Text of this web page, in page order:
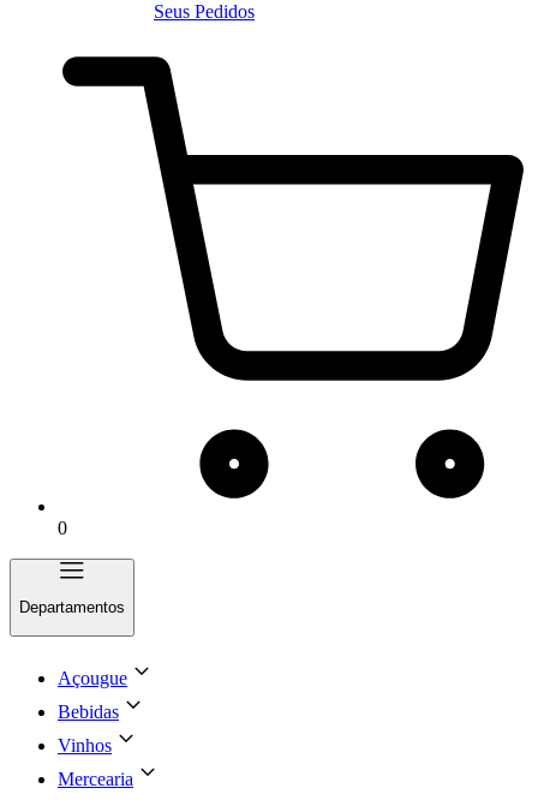
Seus Pedidos
0
Departamentos
Açougue
Bebidas
Vinhos
Mercearia